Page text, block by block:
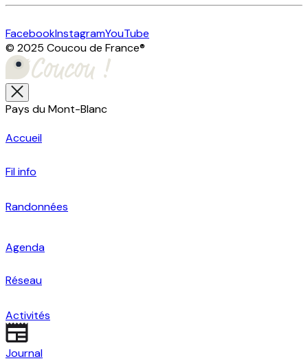
FacebookInstagramYouTube
© 2025 Coucou de France®
Pays du Mont-Blanc
Accueil
Fil info
Randonnées
Agenda
Réseau
Activités
Journal